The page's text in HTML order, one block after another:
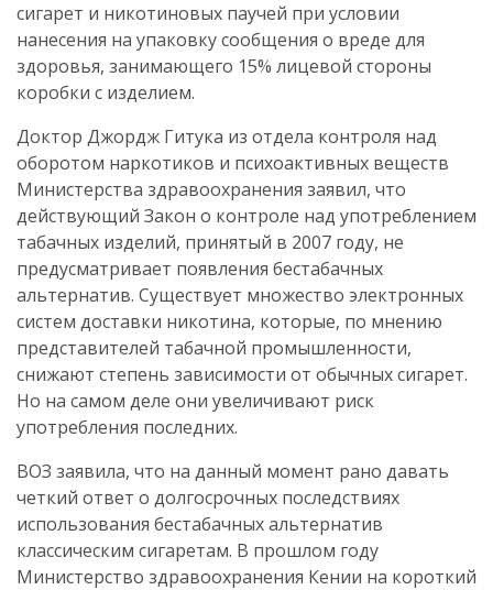
сигарет и никотиновых паучей при условии
нанесения на упаковку сообщения о вреде для
здоровья, занимающего 15% лицевой стороны
коробки с изделием.
Доктор Джордж Гитука из отдела контроля над
оборотом наркотиков и психоактивных веществ
Министерства здравоохранения заявил, что
действующий Закон о контроле над употреблением
табачных изделий, принятый в 2007 году, не
предусматривает появления бестабачных
альтернатив. Существует множество электронных
систем доставки никотина, которые, по мнению
представителей табачной промышленности,
снижают степень зависимости от обычных сигарет.
Но на самом деле они увеличивают риск
употребления последних.
ВОЗ заявила, что на данный момент рано давать
четкий ответ о долгосрочных последствиях
использования бестабачных альтернатив
классическим сигаретам. В прошлом году
Министерство здравоохранения Кении на короткий